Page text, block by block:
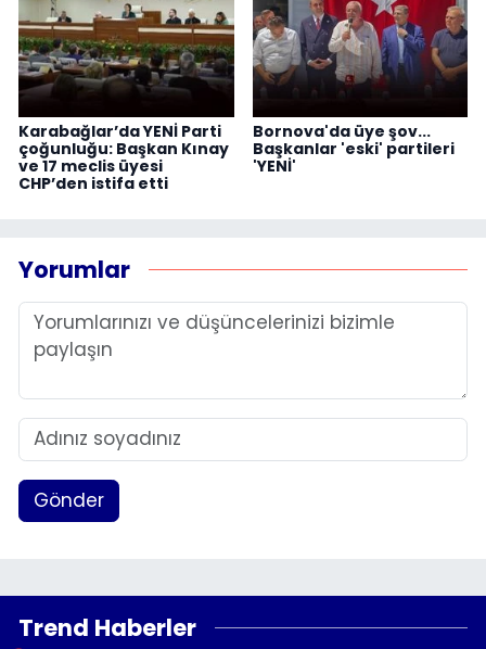
Karabağlar’da YENİ Parti
çoğunluğu: Başkan Kınay
ve 17 meclis üyesi
CHP’den istifa etti
Bornova'da üye şov...
Başkanlar 'eski' partileri
'YENİ'
Yorumlar
Gönder
Trend Haberler